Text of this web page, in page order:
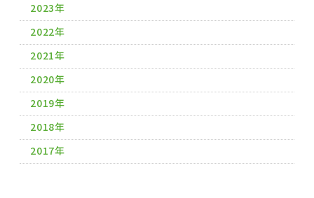
2023年
2022年
2021年
2020年
2019年
2018年
2017年